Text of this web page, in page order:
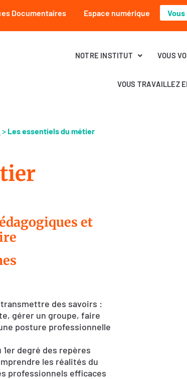
Documentaires Espace numérique
NOTRE INSTITUT VOUS
VOUS TRAVAILLEZ
> Les essentiels du métier
et
transmettre des savoirs :
gérer un groupe, faire
posture professionnelle
degré des repères
les réalités du
professionnels efficaces